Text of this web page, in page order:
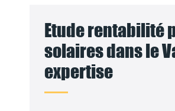
Etude rentabilité
solaires dans le
expertise